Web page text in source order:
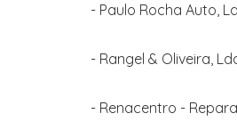
- Paulo Rocha Auto,
- Rangel & Oliveira,
- Renacentro -